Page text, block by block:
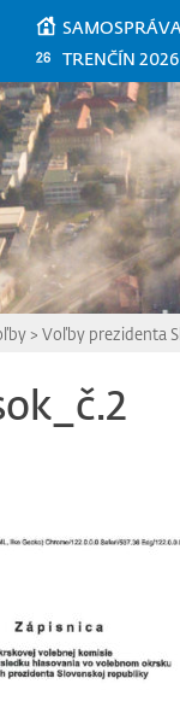
TRENČÍN 2026
> Voľby prezidenta